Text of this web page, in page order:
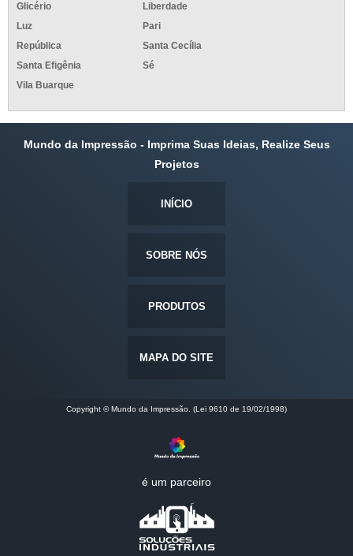
Glicério
Liberdade
Luz
Pari
República
Santa Cecília
Santa Efigênia
Sé
Vila Buarque
Mundo da Impressão - Imprima Suas Ideias, Realize Seus
Projetos
INÍCIO
SOBRE NÓS
PRODUTOS
MAPA DO SITE
Copyright © Mundo da Impressão. (Lei 9610 de 19/02/1998)
é um parceiro